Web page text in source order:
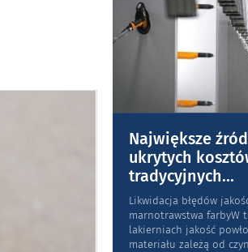
Największe
ukrytych
tradycyjnych...
Likwidacja błędów
marnotrawstwa farbyW
lakierniach jakość
materiału zależą od